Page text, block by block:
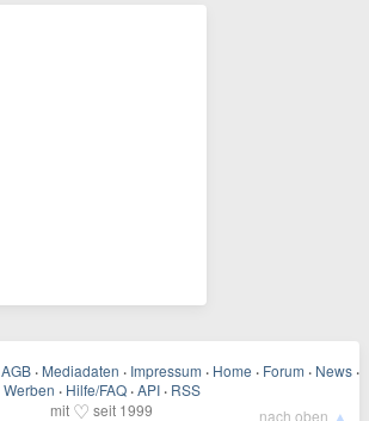
AGB · Mediadaten · Impressum · Home · Forum · News ·
Werben · Hilfe/FAQ · API · RSS
mit ♡ seit 1999 nach oben